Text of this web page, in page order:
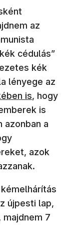
az
cédulás”
kék
lényege az
nyílik meg)
is, hogy
is
azonban a
azok
újpesti lap,
7